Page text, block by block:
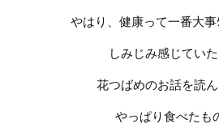
やはり、健康って一番大事
しみじみ感じてい
花つばめのお話を読
やっぱり食べたも